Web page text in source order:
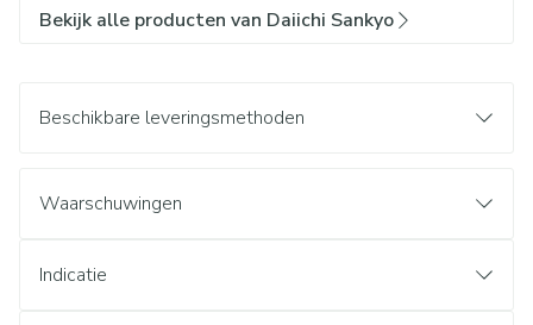
Bekijk alle producten van Daiichi Sankyo
Beschikbare leveringsmethoden
Waarschuwingen
Indicatie